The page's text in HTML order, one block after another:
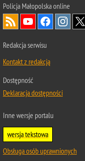
Policja Małopolska online
Redakcja serwisu
Kontakt z redakcją
Dostępność
Deklaracja dostępności
Inne wersje portalu
wersja tekstowa
Obsługa osób uprawnionych